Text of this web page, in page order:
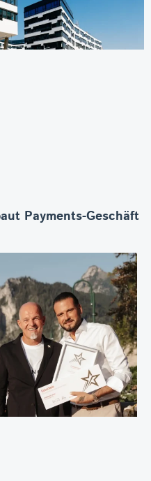
Payments-Geschäft